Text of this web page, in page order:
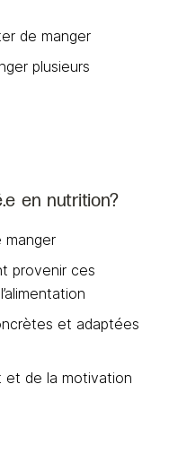
de manger
plusieurs
en nutrition?
manger
provenir ces
et adaptées
et de la motivation